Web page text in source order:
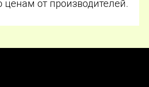
ценам от производителей.